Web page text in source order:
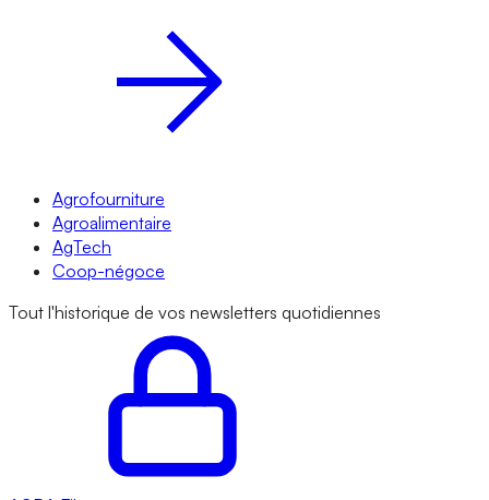
Agrofourniture
Agroalimentaire
AgTech
Coop-négoce
Tout l'historique de vos newsletters quotidiennes